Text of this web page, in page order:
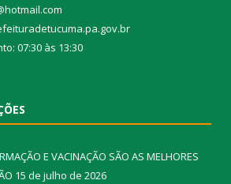
07:30 às 13:30
E VACINAÇÃO SÃO AS MELHORES
15 de julho de 2026